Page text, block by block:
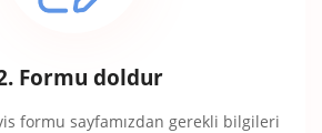
Formu doldur
formu sayfamızdan gerekli bilgileri